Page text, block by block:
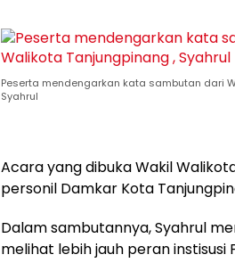
Peserta mendengarkan kata sambutan dari
Syahrul
Acara yang dibuka Wakil
personil Damkar Kota
Dalam sambutannya, Syahrul
melihat lebih jauh peran instisusi